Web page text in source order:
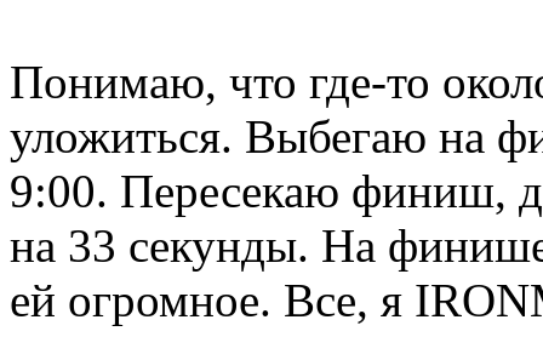
Понимаю, что где-то
уложиться. Выбегаю на
9:00. Пересекаю финиш,
на 33 секунды. На
ей огромное. Все, я